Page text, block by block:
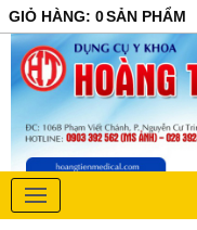
GIỎ HÀNG: 0SẢN PHẨM